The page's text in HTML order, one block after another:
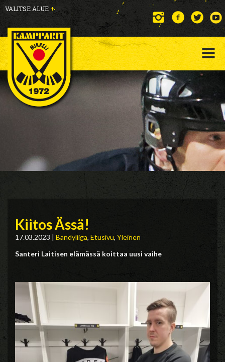
VALITSE ALUE +
Kiitos Ässä!
17.03.2023 | Bandyliiga, Etusivu, Yleinen
Santeri Laitisen elämässä koittaa uusi vaihe